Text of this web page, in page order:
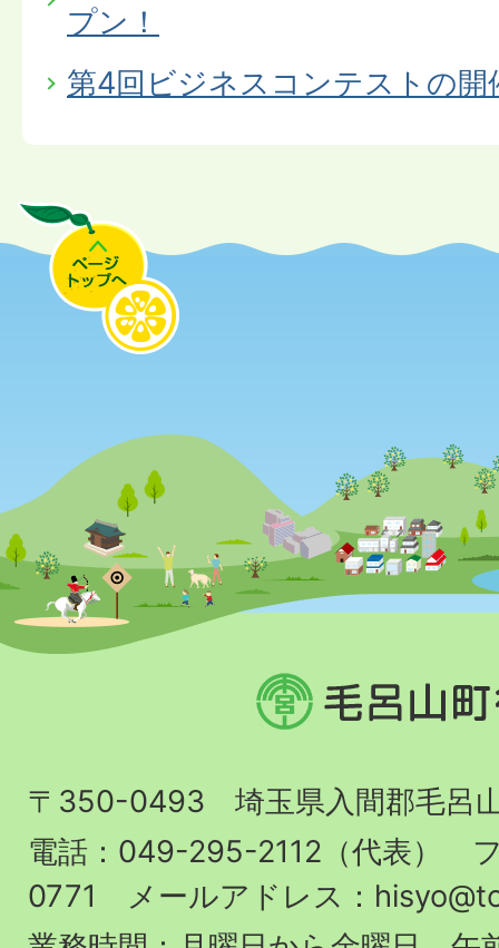
プン！
第4回ビジネスコンテストの開
毛
呂
町
役
場
〒350-0493 埼玉県入間郡毛呂
電話：049-295-2112（代表）
0771 メールアドレス：